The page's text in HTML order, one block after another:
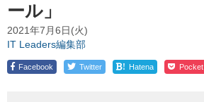
ール」
2021年7月6日(火)
IT Leaders編集部
Facebook Twitter ! Hatena Pocket